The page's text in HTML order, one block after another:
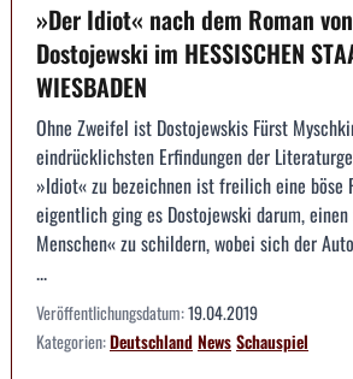
»Der Idiot« nach dem Roman
Dostojewski im HESSISCHEN
WIESBADEN
Ohne Zweifel ist Dostojewskis Fürst
eindrücklichsten Erfindungen der
»Idiot« zu bezeichnen ist freilich eine böse
eigentlich ging es Dostojewski darum,
Menschen« zu schildern, wobei sich der
...
Veröffentlichungsdatum:19.04.2019
Kategorien:DeutschlandNewsSchauspiel